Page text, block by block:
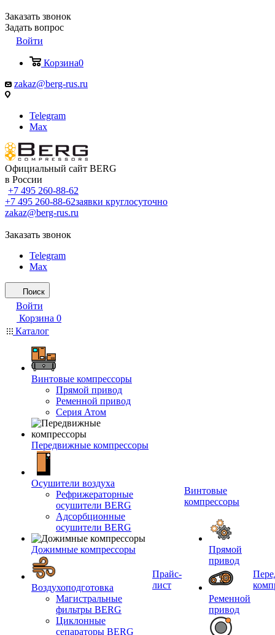
Заказать звонок
Задать вопрос
Войти
Корзина0
zakaz@berg-rus.ru
Telegram
Max
Официальный сайт BERG
в России
+7 495 260-88-62
+7 495 260-88-62заявки круглосуточно
zakaz@berg-rus.ru
Заказать звонок
Telegram
Max
Поиск
Войти
Корзина 0
Каталог
Винтовые компрессоры
Прямой привод
Ременной привод
Серия Атом
Передвижные компрессоры
Осушители воздуха
Рефрижераторные
осушители BERG
Адсорбционные
осушители BERG
Дожимные компрессоры
Воздухоподготовка
Магистральные
фильтры BERG
Циклонные
сепараторы BERG
Прайс-
лист
Винтовые
компрессоры
Прямой
привод
Ременной
привод